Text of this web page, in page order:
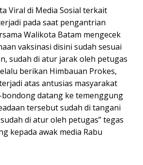
Viral di Media Sosial terkait
pada saat pengantrian
Walikota Batam mengecek
vaksinasi disini sudah sesuai
sudah di atur jarak oleh petugas
berikan Himbauan Prokes,
atas antusias masyarakat
datang ke temenggung
tersebut sudah di tangani
di atur oleh petugas” tegas
kepada awak media Rabu